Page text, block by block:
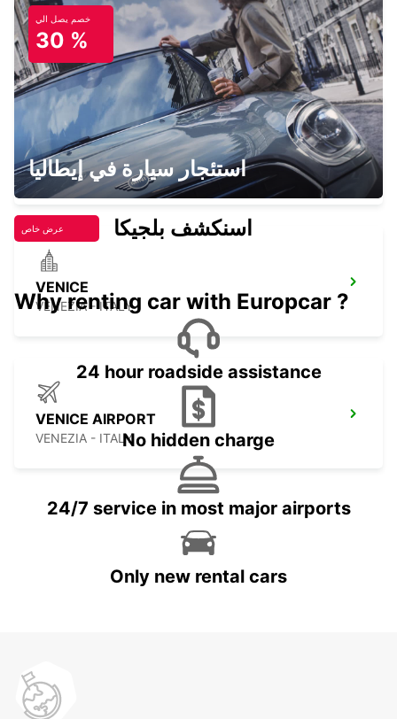
UDINE
UDINE - ITALY
RIMINI
RIMINI - ITALY
VENICE
VENEZIA - ITALY
VENICE AIRPORT
VENEZIA - ITALY
خصم يصل الي
30 %
استئجار سيارة في إيطاليا
عرض خاص اسنكشف بلجيكا
Why renting car with Europcar ?
24 hour roadside assistance
No hidden charge
24/7 service in most major airports
Only new rental cars